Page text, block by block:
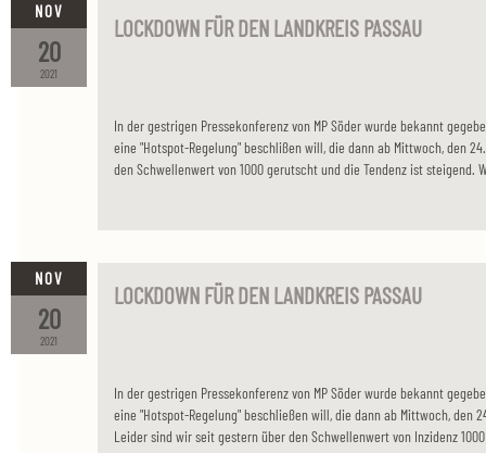
2021
20
NOV
LOCKDOWN FÜR DEN LANDKREIS PASSAU
In der gestrigen Pressekonferenz von MP Söder wurde bekannt
eine "Hotspot-Regelung" beschlißen will, die dann ab Mittwoch, den
den Schwellenwert von 1000 gerutscht und die Tendenz ist steigend.
2021
20
NOV
LOCKDOWN FÜR DEN LANDKREIS PASSAU
In der gestrigen Pressekonferenz von MP Söder wurde bekannt
eine "Hotspot-Regelung" beschließen will, die dann ab Mittwoch, den
Leider sind wir seit gestern über den Schwellenwert von Inzidenz